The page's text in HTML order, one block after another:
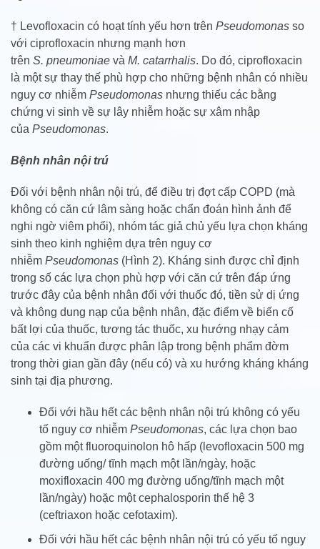
† Levofloxacin có hoạt tính yếu hơn trên Pseudomonas so
với ciprofloxacin nhưng mạnh hơn
trên S. pneumoniae và M. catarrhalis. Do đó, ciprofloxacin
là một sự thay thế phù hợp cho những bệnh nhân có nhiều
nguy cơ nhiễm Pseudomonas nhưng thiếu các bằng
chứng vi sinh về sự lây nhiễm hoặc sự xâm nhập
của Pseudomonas.
Bệnh nhân nội trú
Đối với bệnh nhân nội trú, để điều trị đợt cấp COPD (mà
không có căn cứ lâm sàng hoặc chẩn đoán hình ảnh để
nghi ngờ viêm phổi), nhóm tác giả chủ yếu lựa chọn kháng
sinh theo kinh nghiệm dựa trên nguy cơ
nhiễm Pseudomonas (Hình 2). Kháng sinh được chỉ định
trong số các lựa chọn phù hợp với căn cứ trên đáp ứng
trước đây của bệnh nhân đối với thuốc đó, tiền sử dị ứng
và không dung nạp của bệnh nhân, đặc điểm về biến cố
bất lợi của thuốc, tương tác thuốc, xu hướng nhạy cảm
của các vi khuẩn được phân lập trong bệnh phẩm đờm
trong thời gian gần đây (nếu có) và xu hướng kháng kháng
sinh tại địa phương.
Đối với hầu hết các bệnh nhân nội trú không có yếu
tố nguy cơ nhiễm Pseudomonas, các lựa chọn bao
gồm một fluoroquinolon hô hấp (levofloxacin 500 mg
đường uống/ tĩnh mạch một lần/ngày, hoặc
moxifloxacin 400 mg đường uống/tĩnh mạch một
lần/ngày) hoặc một cephalosporin thế hệ 3
(ceftriaxon hoặc cefotaxim).
Đối với hầu hết các bệnh nhân nội trú có yếu tố nguy